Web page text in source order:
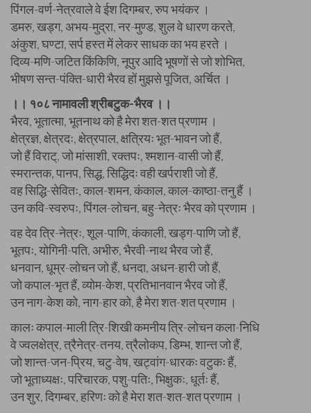
पिंगल-वर्ण-नेत्रवाले वे ईश दिगम्बर, रुप भयंकर ।
डमरु, खड्ग, अभय-मुद्रा, नर-मुण्ड, शुल वे धारण करते,
अंकुश, घण्टा, सर्प हस्त में लेकर साधक का भय हरते ।
दिव्य-मणि-जटित किंकिणि, नूपुर आदि भूषणों से जो शोभित,
भीषण सन्त-पंक्ति-धारी भैरव हों मुझसे पूजित, अर्चित ।
।। १०८ नामावली श्रीबटुक-भैरव ।।
भैरव, भूतात्मा, भूतनाथ को है मेरा शत-शत प्रणाम ।
क्षेत्रज्ञ, क्षेत्रदः, क्षेत्रपाल, क्षत्रियः भूत-भावन जो हैं,
जो हैं विराट्, जो मांसाशी, रक्तपः, श्मशान-वासी जो हैं,
स्मरान्तक, पानप, सिद्ध, सिद्धिदः वही खर्पराशी जो हैं,
वह सिद्धि-सेवितः, काल-शमन, कंकाल, काल-काष्ठा-तनु हैं ।
उन कवि-स्वरुपः, पिंगल-लोचन, बहु-नेत्रः भैरव को प्रणाम ।
वह देव त्रि-नेत्रः, शूल-पाणि, कंकाली, खड्ग-पाणि जो हैं,
भूतपः, योगिनी-पति, अभीरु, भैरवी-नाथ भैरव जो हैं,
धनवान, धूम्र-लोचन जो हैं, धनदा, अधन-हारी जो हैं,
जो कपाल-भृत हैं, व्योम-केश, प्रतिभानवान भैरव जो हैं,
उन नाग-केश को, नाग-हार को, है मेरा शत-शत प्रणाम ।
कालः कपाल-माली त्रि-शिखी कमनीय त्रि-लोचन कला-निधि
वे ज्वलक्षेत्र, त्रैनेत्र-तनय, त्रैलोकप, डिम्भ, शान्त जो हैं,
जो शान्त-जन-प्रिय, चटु-वेष, खट्वांग-धारकः वटुकः हैं,
जो भूताध्यक्षः, परिचारक, पशु-पतिः, भिक्षुकः, धूर्तः हैं,
उन शुर, दिगम्बर, हरिणः को है मेरा शत-शत-शत प्रणाम ।